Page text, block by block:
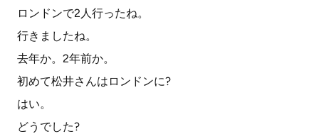
ロンドンで2人行ったね。
行きましたね。
去年か。2年前か。
初めて松井さんはロンドンに?
はい。
どうでした?